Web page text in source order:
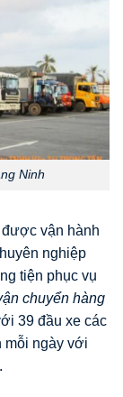
Ninh
được vận hành
nghiệp
tiện phục vụ
chuyển hàng
39 đầu xe các
mỗi ngày với